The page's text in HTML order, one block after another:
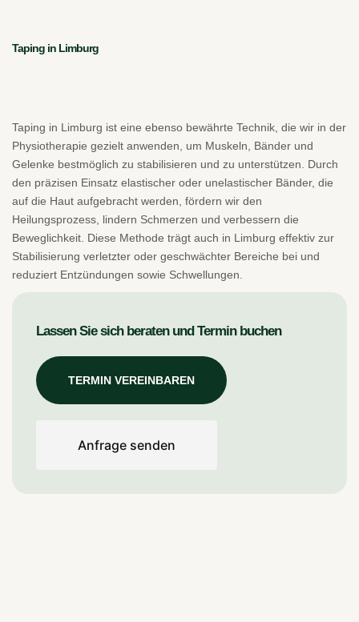
Taping in Limburg
Taping in Limburg ist eine ebenso bewährte Technik, die wir in der
Physiotherapie gezielt anwenden, um Muskeln, Bänder und
Gelenke bestmöglich zu stabilisieren und zu unterstützen. Durch
den präzisen Einsatz elastischer oder unelastischer Bänder, die
auf die Haut aufgebracht werden, fördern wir den
Heilungsprozess, lindern Schmerzen und verbessern die
Beweglichkeit. Diese Methode trägt auch in Limburg effektiv zur
Stabilisierung verletzter oder geschwächter Bereiche bei und
reduziert Entzündungen sowie Schwellungen.
Lassen Sie sich beraten und Termin buchen
TERMIN VEREINBAREN
Anfrage senden